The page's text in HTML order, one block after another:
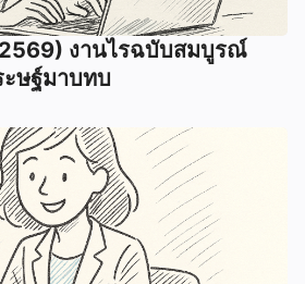
งานไรฉบับสมบูรณ์
ษฐ์มาบทบ